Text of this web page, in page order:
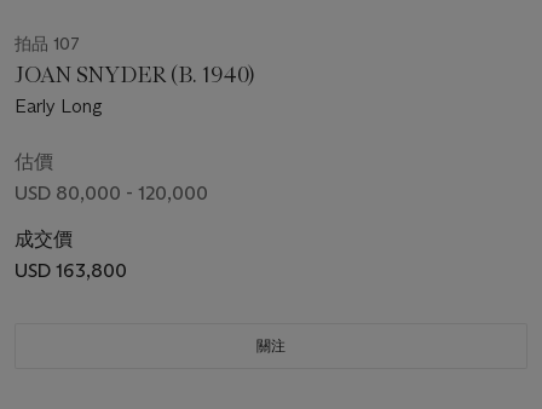
拍品 107
JOAN SNYDER (B. 1940)
Early Long
估價
USD 80,000 - 120,000
成交價
USD 163,800
關注